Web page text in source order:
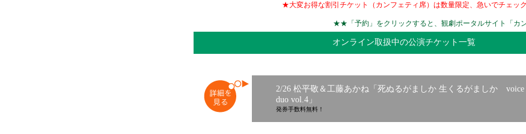
★大変お得な割引チケット（カンフェティ席）は数量限定、急いでチェック
★★「予約」をクリックすると、観劇ポータルサイト「カ
オンライン取扱中の公演チケット一覧
2/26 松平敬＆工藤あかね「死ぬるがましか 生くるがましか voice
duo vol.4」
発券手数料無料！